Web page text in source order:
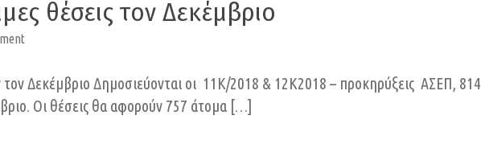
θέσεις τον Δεκέμβριο
on
μόνιμες
Δεκέμβριο Δημοσιεύονται οι 11Κ/2018 & 12Κ2018 – προκηρύξεις ΑΣΕΠ, 814
Οι θέσεις θα αφορούν 757 άτομα […]